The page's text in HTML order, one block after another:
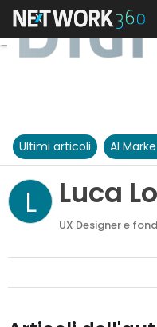
Ultimi articoli AI
L Luca
UX Designer e